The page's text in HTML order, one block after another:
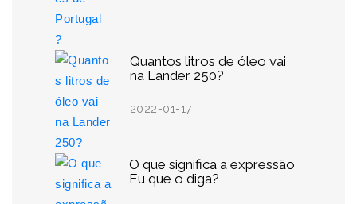
Quantos litros de óleo vai
na Lander 250?
2022-01-17
O que significa a expressão
Eu que o diga?